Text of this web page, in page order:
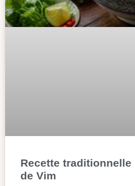
Recette traditionnelle
de Vim